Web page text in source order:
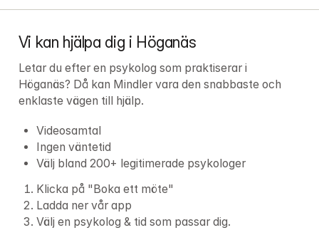
Vi kan hjälpa dig i Höganäs
Letar du efter en psykolog som praktiserar i
Höganäs? Då kan Mindler vara den snabbaste och
enklaste vägen till hjälp.
Videosamtal
Ingen väntetid
Välj bland 200+ legitimerade psykologer
Klicka på "Boka ett möte"
Ladda ner vår app
Välj en psykolog & tid som passar dig.